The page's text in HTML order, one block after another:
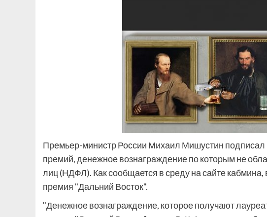
Премьер-министр России Михаил Мишустин
премий, денежное вознаграждение по которым не
лиц (НДФЛ). Как сообщается в среду на сайте кабмина,
премия "Дальний Восток".
"Денежное вознаграждение, которое получают